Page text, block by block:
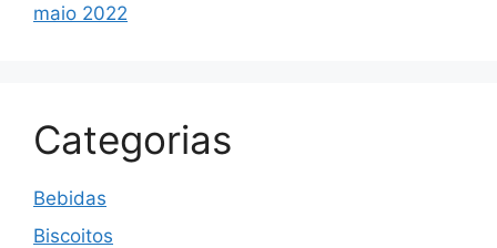
maio 2022
Categorias
Bebidas
Biscoitos